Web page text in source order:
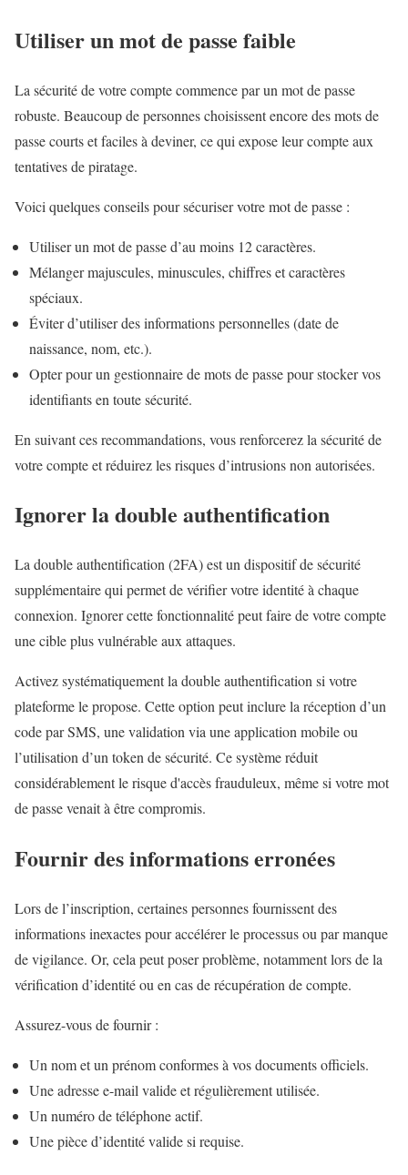
Utiliser un mot de passe faible
La sécurité de votre compte commence par un mot de passe
robuste. Beaucoup de personnes choisissent encore des mots de
passe courts et faciles à deviner, ce qui expose leur compte aux
tentatives de piratage.
Voici quelques conseils pour sécuriser votre mot de passe :
Utiliser un mot de passe d’au moins 12 caractères.
Mélanger majuscules, minuscules, chiffres et caractères
spéciaux.
Éviter d’utiliser des informations personnelles (date de
naissance, nom, etc.).
Opter pour un gestionnaire de mots de passe pour stocker vos
identifiants en toute sécurité.
En suivant ces recommandations, vous renforcerez la sécurité de
votre compte et réduirez les risques d’intrusions non autorisées.
Ignorer la double authentification
La double authentification (2FA) est un dispositif de sécurité
supplémentaire qui permet de vérifier votre identité à chaque
connexion. Ignorer cette fonctionnalité peut faire de votre compte
une cible plus vulnérable aux attaques.
Activez systématiquement la double authentification si votre
plateforme le propose. Cette option peut inclure la réception d’un
code par SMS, une validation via une application mobile ou
l’utilisation d’un token de sécurité. Ce système réduit
considérablement le risque d'accès frauduleux, même si votre mot
de passe venait à être compromis.
Fournir des informations erronées
Lors de l’inscription, certaines personnes fournissent des
informations inexactes pour accélérer le processus ou par manque
de vigilance. Or, cela peut poser problème, notamment lors de la
vérification d’identité ou en cas de récupération de compte.
Assurez-vous de fournir :
Un nom et un prénom conformes à vos documents officiels.
Une adresse e-mail valide et régulièrement utilisée.
Un numéro de téléphone actif.
Une pièce d’identité valide si requise.